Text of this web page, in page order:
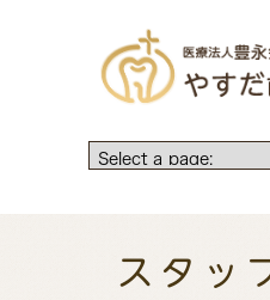
スタッ